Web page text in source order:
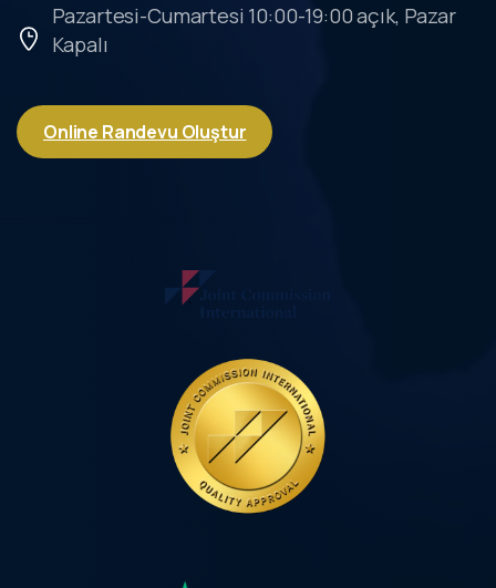
Pazartesi-Cumartesi 10:00-19:00 açık, Pazar
Kapalı
Online Randevu Oluştur